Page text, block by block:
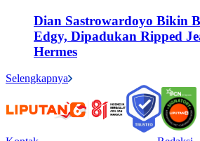
Dian Sastrowardoyo Bikin
Edgy, Dipadukan Ripped
Hermes
Selengkapnya